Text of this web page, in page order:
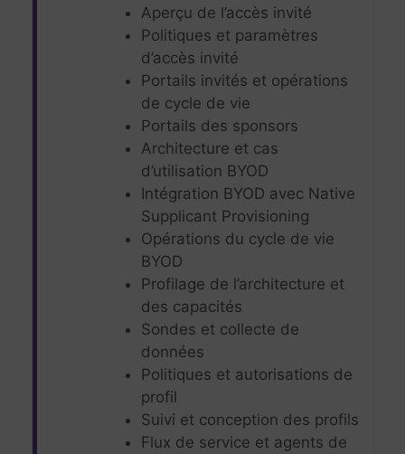
Aperçu de l’accès invité
Politiques et paramètres
d’accès invité
Portails invités et opérations
de cycle de vie
Portails des sponsors
Architecture et cas
d’utilisation BYOD
Intégration BYOD avec Native
Supplicant Provisioning
Opérations du cycle de vie
BYOD
Profilage de l’architecture et
des capacités
Sondes et collecte de
données
Politiques et autorisations de
profil
Suivi et conception des profils
Flux de service et agents de